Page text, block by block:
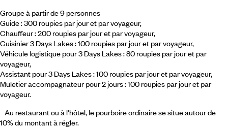
Groupe à partir de 9 personnes
Guide : 300 roupies par jour et par voyageur,
Chauffeur : 200 roupies par jour et par voyageur,
Cuisinier 3 Days Lakes : 100 roupies par jour et par voyageur,
Véhicule logistique pour 3 Days Lakes : 80 roupies par jour et par
voyageur,
Assistant pour 3 Days Lakes : 100 roupies par jour et par voyageur,
Muletier accompagnateur pour 2 jours : 100 roupies par jour et par
voyageur.
Au restaurant ou à l'hôtel, le pourboire ordinaire se situe autour de
10% du montant à régler.